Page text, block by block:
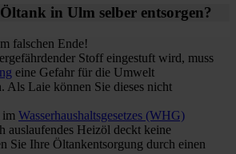
in Ulm selber entsorgen?
falschen Ende!
Stoff eingestuft wird, muss
eine Gefahr für die Umwelt
Als Laie können Sie dieses nicht
im Wasserhaushaltsgesetzes (WHG)
auslaufendes Heizöl deckt keine
Sie Ihre Öltankentsorgung durch einen